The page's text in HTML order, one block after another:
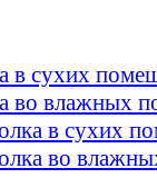
в сухих
во влажных
в сухих
во